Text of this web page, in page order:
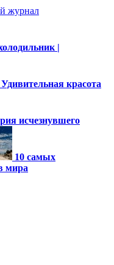
|
Удивительная красота
исчезнувшего
10 самых
мира